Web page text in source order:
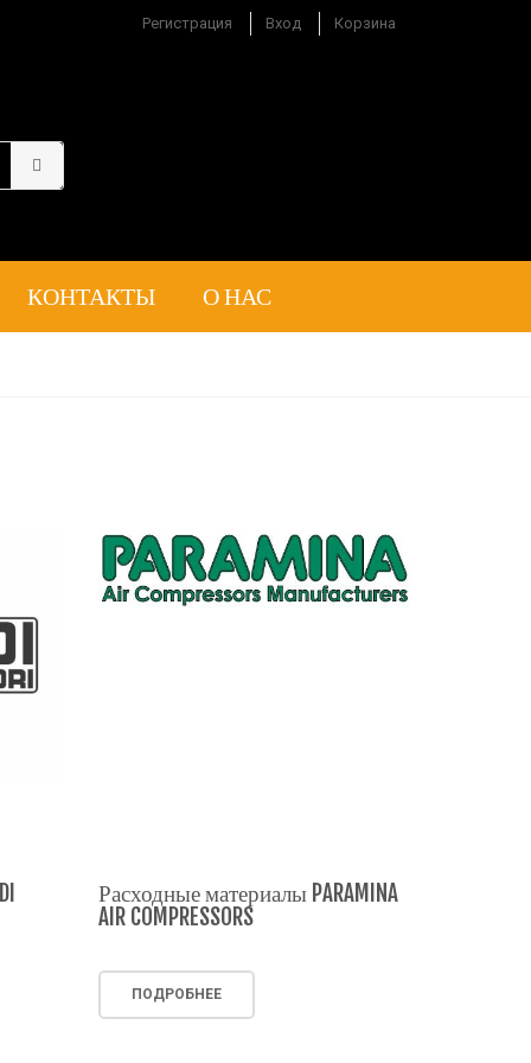
Регистрация Вход Корзина
КОНТАКТЫ О НАС
Расходные материалы PARAMINA
AIR COMPRESSORS
ПОДРОБНЕЕ